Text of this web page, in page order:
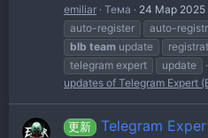
emiliar Тема 24 Мар 2025
auto-register
auto-
blb team update
telegram expert
update
updates of Telegram Expert
更新 Telegram